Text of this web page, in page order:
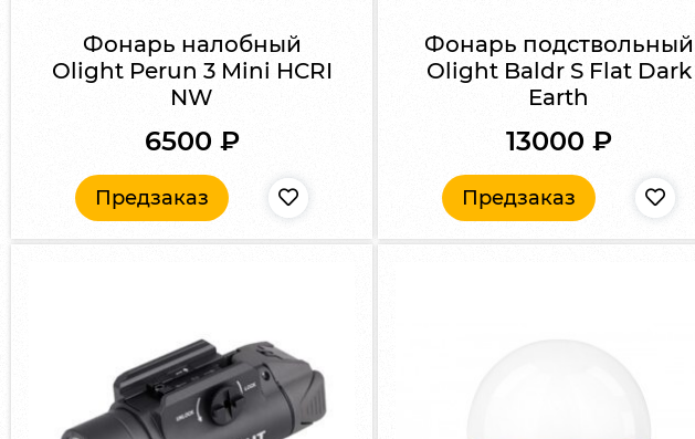
Фонарь налобный
Olight Perun 3 Mini HCRI
NW
6500 ₽
Предзаказ
Фонарь подствольный
Olight Baldr S Flat Dark
Earth
13000 ₽
Предзаказ